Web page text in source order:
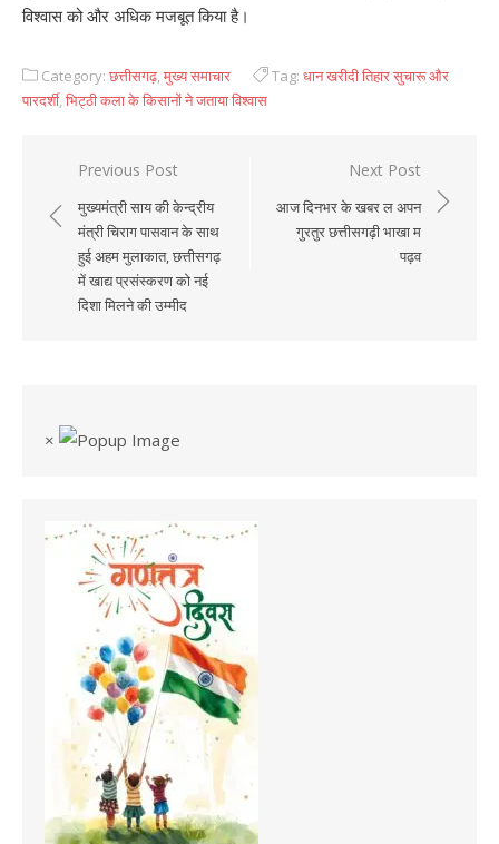
विश्वास को और अधिक मजबूत किया है।
Category: छत्तीसगढ़,मुख्य समाचार Tag: धान खरीदी तिहार सुचारू और
पारदर्शी,भिट्ठी कला के किसानों ने जताया विश्वास
navigation
Previous Post
मुख्यमंत्री साय की केन्द्रीय
मंत्री चिराग पासवान के साथ
हुई अहम मुलाकात, छत्तीसगढ़
में खाद्य प्रसंस्करण को नई
दिशा मिलने की उम्मीद
Next Post
आज दिनभर के खबर ल अपन
गुरतुर छत्तीसगढ़ी भाखा म
पढ़व
×